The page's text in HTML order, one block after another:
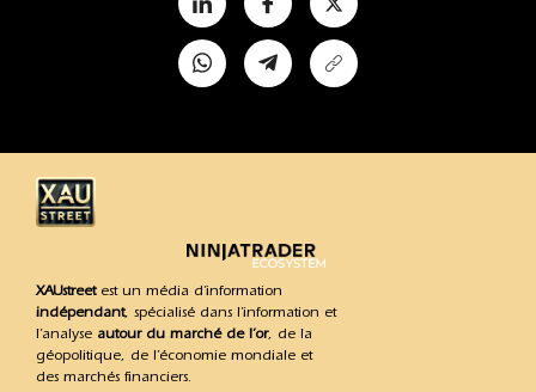
XAUstreetest un média d’information
indépendant, spécialisé dans l’information et
l’analyse autour du marché de l’or, de la
géopolitique, de l’économie mondiale et
des marchés financiers.